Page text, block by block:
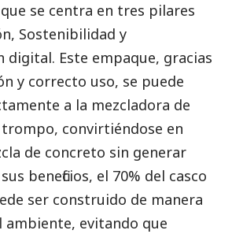
que se centra en tres pilares
Sostenibilidad y
digital. Este empaque, gracias
y correcto uso, se puede
a la mezcladora de
convirtiéndose en
de concreto sin generar
beneficios, el 70% del casco
ser construido de manera
ambiente, evitando que